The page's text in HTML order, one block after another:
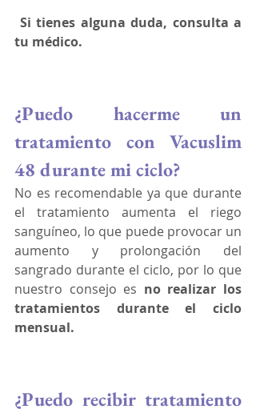
Si tienes alguna duda, consulta a
tu médico.
¿Puedo hacerme un
tratamiento con Vacuslim
48 durante mi ciclo?
No es recomendable ya que durante
el tratamiento aumenta el riego
sanguíneo, lo que puede provocar un
aumento y prolongación del
sangrado durante el ciclo, por lo que
nuestro consejo es no realizar los
tratamientos durante el ciclo
mensual.
¿Puedo recibir tratamiento